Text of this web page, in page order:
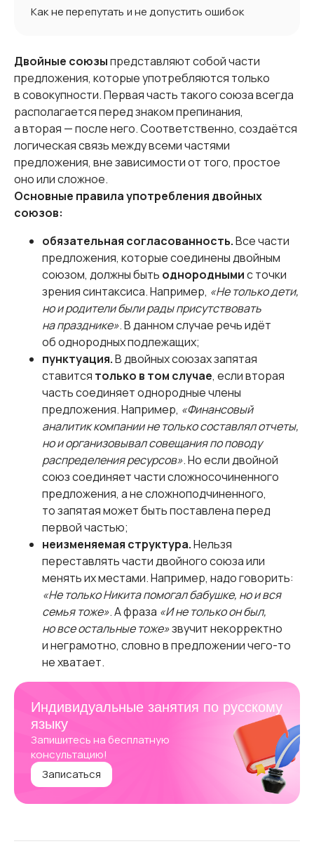
Как не перепутать и не допустить ошибок
Двойные союзыпредставляют собой части
предложения, которые употребляются только
в совокупности. Первая часть такого союза всегда
располагается перед знаком препинания,
а вторая — после него. Соответственно, создаётся
логическая связь между всеми частями
предложения, вне зависимости от того, простое
оно или сложное.
Основные правила употребления двойных
союзов:
обязательная согласованность.Все части
предложения, которые соединены двойным
союзом, должны быть однороднымис точки
зрения синтаксиса. Например, «Не только дети,
но и родители были рады присутствовать
на празднике». В данном случае речь идёт
об однородных подлежащих;
пунктуация.В двойных союзах запятая
ставится только в том случае, если вторая
часть соединяет однородные члены
предложения. Например, «Финансовый
аналитик компании не только составлял отчеты,
но и организовывал совещания по поводу
распределения ресурсов». Но если двойной
союз соединяет части сложносочиненного
предложения, а не сложноподчиненного,
то запятая может быть поставлена перед
первой частью;
неизменяемая структура.Нельзя
переставлять части двойного союза или
менять их местами. Например, надо говорить:
«Не только Никита помогал бабушке, но и вся
семья тоже». А фраза «И не только он был,
но все остальные тоже»звучит некорректно
и неграмотно, словно в предложении чего-то
не хватает.
Индивидуальные занятия по русскому
языку
Запишитесь на бесплатную
консультацию!
Записаться